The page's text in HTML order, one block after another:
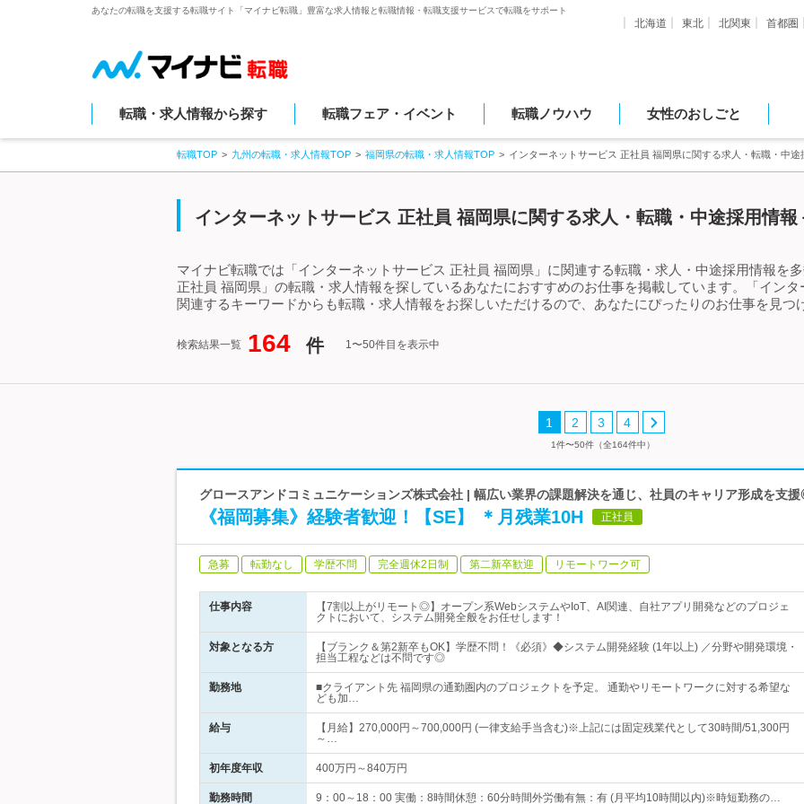
あなたの転職を支援する転職サイト「マイナビ転職」豊富な求人情報と転職情報・転職支援サービスで転職をサポート
北海道 東北 北関東 首都圏
転職・求人情報から探す 転職フェア・イベント 転職ノウハウ 女性のおしごと
転職TOP 九州の転職・求人情報TOP 福岡県の転職・求人情報TOP インターネットサービス 正社員 福岡県に関する求人・転職・中途
インターネットサービス 正社員 福岡県に関する求人・転職・中途採用情
マイナビ転職では「インターネットサービス 正社員 福岡県」に関連する転職・求人・中途採用情報を
正社員 福岡県」の転職・求人情報を探しているあなたにおすすめのお仕事を掲載しています。「イン
関連するキーワードからも転職・求人情報をお探しいただけるので、あなたにぴったりのお仕事を見つ
検索結果一覧 164 件 1〜50件目を表示中
1 2 3 4
1件〜50件（全164件中）
グロースアンドコミュニケーションズ株式会社 | 幅広い業界の課題解決を通じ、社員のキャリア形成を支
《福岡募集》経験者歓迎！【SE】 ＊月残業10H 正社員
急募 転勤なし 学歴不問 完全週休2日制 第二新卒歓迎 リモートワーク可
仕事内容
【7割以上がリモート◎】オープン系WebシステムやIoT、AI関連、自社アプリ開発などのプロジェ
クトにおいて、システム開発全般をお任せします！
対象となる方
【ブランク＆第2新卒もOK】学歴不問！《必須》◆システム開発経験 (1年以上) ／分野や開発環境・
担当工程などは不問です◎
勤務地
■クライアント先 福岡県の通勤圏内のプロジェクトを予定。 通勤やリモートワークに対する希望な
ども加…
給与
【月給】270,000円～700,000円 (一律支給手当含む)※上記には固定残業代として30時間/51,300円
～…
初年度年収 400万円～840万円
勤務時間 9：00～18：00 実働：8時間休憩：60分時間外労働有無：有 (月平均10時間以内)※時短勤務の…